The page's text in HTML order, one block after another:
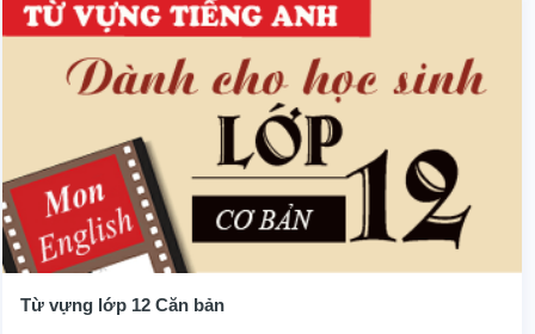
Từ vựng lớp 12 Căn bản